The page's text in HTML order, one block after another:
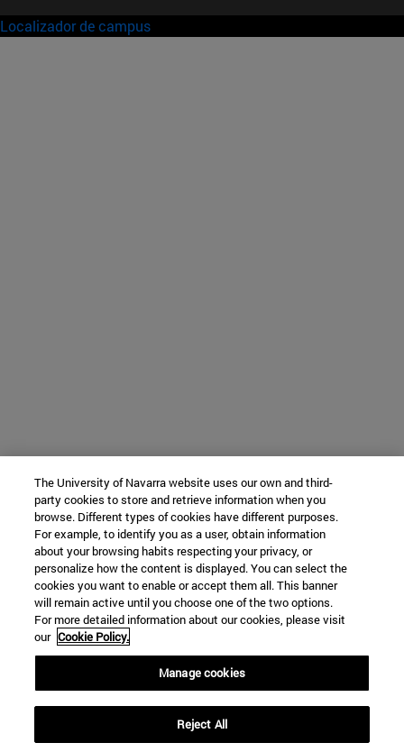
Localizador de campus
The University of Navarra website uses our own and third-
party cookies to store and retrieve information when you
browse. Different types of cookies have different purposes.
For example, to identify you as a user, obtain information
about your browsing habits respecting your privacy, or
personalize how the content is displayed. You can select the
cookies you want to enable or accept them all. This banner
will remain active until you choose one of the two options.
For more detailed information about our cookies, please visit
our Cookie Policy.
Manage cookies
Reject All